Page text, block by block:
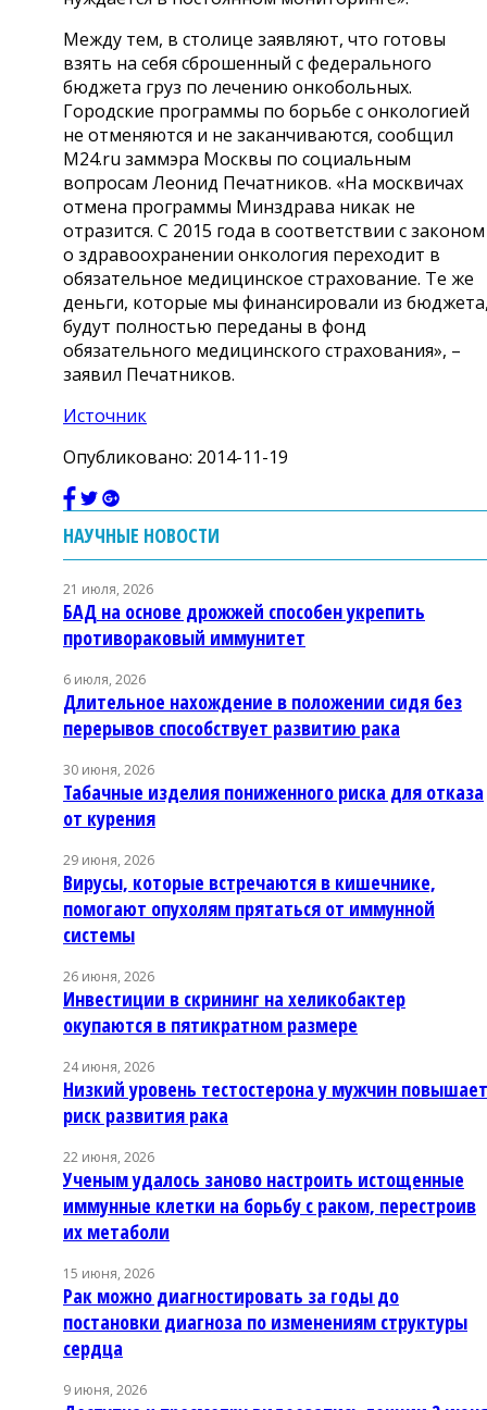
Между тем, в столице заявляют, что готовы
взять на себя сброшенный с федерального
бюджета груз по лечению онкобольных.
Городские программы по борьбе с онкологией
не отменяются и не заканчиваются, сообщил
M24.ru заммэра Москвы по социальным
вопросам Леонид Печатников. «На москвичах
отмена программы Минздрава никак не
отразится. С 2015 года в соответствии с законом
о здравоохранении онкология переходит в
обязательное медицинское страхование. Те же
деньги, которые мы финансировали из
будут полностью переданы в фонд
обязательного медицинского страхования», –
заявил Печатников.
Источник
Опубликовано: 2014-11-19
НАУЧНЫЕ НОВОСТИ
21 июля, 2026
БАД на основе дрожжей способен укрепить
противораковый иммунитет
6 июля, 2026
Длительное нахождение в положении сидя без
перерывов способствует развитию рака
30 июня, 2026
Табачные изделия пониженного риска для отказа
от курения
29 июня, 2026
Вирусы, которые встречаются в кишечнике,
помогают опухолям прятаться от иммунной
системы
26 июня, 2026
Инвестиции в скрининг на хеликобактер
окупаются в пятикратном размере
24 июня, 2026
Низкий уровень тестостерона у мужчин повышает
риск развития рака
22 июня, 2026
Ученым удалось заново настроить истощенные
иммунные клетки на борьбу с раком, перестроив
их метаболи
15 июня, 2026
Рак можно диагностировать за годы до
постановки диагноза по изменениям структуры
сердца
9 июня, 2026